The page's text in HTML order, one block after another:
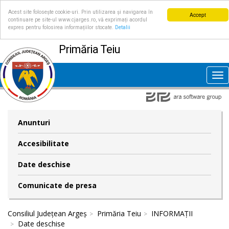
Accept
Acest site folosește cookie-uri. Prin utilizarea și navigarea în
continuare pe site-ul www.cjarges.ro, vă exprimați acordul
expres pentru folosirea informațiilor stocate.
Detalii
Primăria Teiu
Anunturi
Accesibilitate
Date deschise
Comunicate de presa
Consiliul Județean Argeș Primăria Teiu
INFORMAȚII
Date deschise